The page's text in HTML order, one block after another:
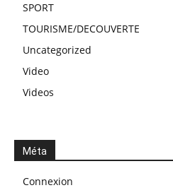
SPORT
TOURISME/DECOUVERTE
Uncategorized
Video
Videos
Méta
Connexion